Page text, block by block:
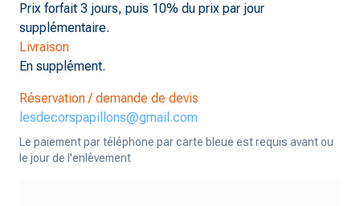
Prix forfait 3 jours, puis 10% du prix par jour
supplémentaire.
Livraison
En supplément.
Réservation / demande de devis
lesdecorspapillons@gmail.com
Le paiement par téléphone par carte bleue est requis avant ou
le jour de l'enlèvement